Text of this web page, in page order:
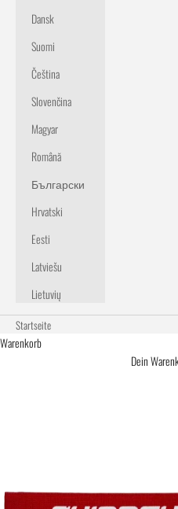
Dansk
Suomi
Čeština
Slovenčina
Magyar
Română
Български
Hrvatski
Eesti
Latviešu
Lietuvių
Startseite
Warenkorb
Dein